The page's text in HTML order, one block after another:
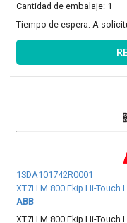
Cantidad de embalaje: 1
Tiempo de espera: A
1SDA101742R0001
XT7H M 800 Ekip Hi-Touch
ABB
XT7H M 800 Ekip Hi-Touch